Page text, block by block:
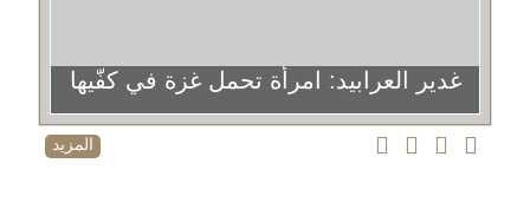
غدير العرابيد: امرأة تحمل غزة في كفّيها
المزيد